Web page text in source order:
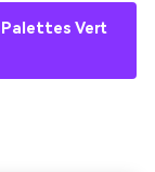
Palettes Vert